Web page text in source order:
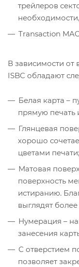
трейлеров
Transaction
В зависимости от
ISBC обладают
Белая карта –
прямую печать
Глянцевая
хорошо
цветами печати;
Матовая
поверхность
истиранию.
выглядят
Нумерация –
занесения
С отверстием
позволяет